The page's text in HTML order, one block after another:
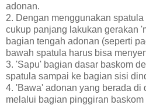
adonan.
2. Dengan menggunakan
cukup panjang lakukan gerakan
bagian tengah adonan (seperti
bawah spatula harus bisa
3. 'Sapu' bagian dasar baskom
spatula sampai ke bagian sisi
4. 'Bawa' adonan yang berada di
melalui bagian pinggiran